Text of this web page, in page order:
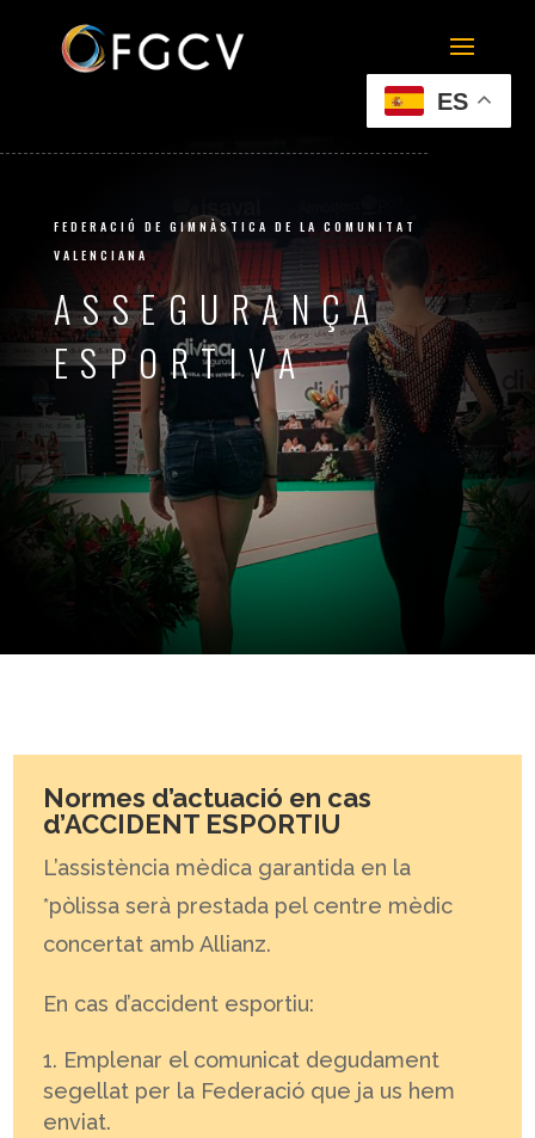
FEDERACIÓ DE GIMNÀSTICA DE LA COMUNITAT
VALENCIANA
ASSEGURANÇA
ESPORTIVA
Normes d’actuació en cas
d’ACCIDENT ESPORTIU
L’assistència mèdica garantida en la
*pòlissa serà prestada pel centre mèdic
concertat amb Allianz.
En cas d’accident esportiu:
Emplenar el comunicat degudament
segellat per la Federació que ja us hem
enviat.
ES